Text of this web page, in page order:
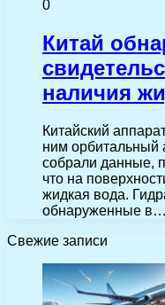
0
Китай
наличия
Китайский
ним орбитальный
собрали данные,
что на
жидкая вода.
обнаруженные в…
Свежие записи